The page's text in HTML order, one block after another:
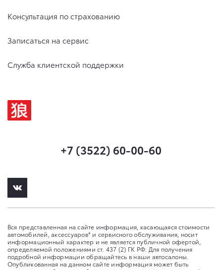
Консультация по страхованию
Записаться на сервис
Служба клиентской поддержки
+7 (3522) 60-00-60
Вся представленная на сайте информация, касающаяся стоимости
автомобилей, аксессуаров* и сервисного обслуживания, носит
информационный характер и не является публичной офертой,
определяемой положениями ст. 437 (2) ГК РФ. Для получения
подробной информации обращайтесь в наши автосалоны.
Опубликованная на данном сайте информация может быть